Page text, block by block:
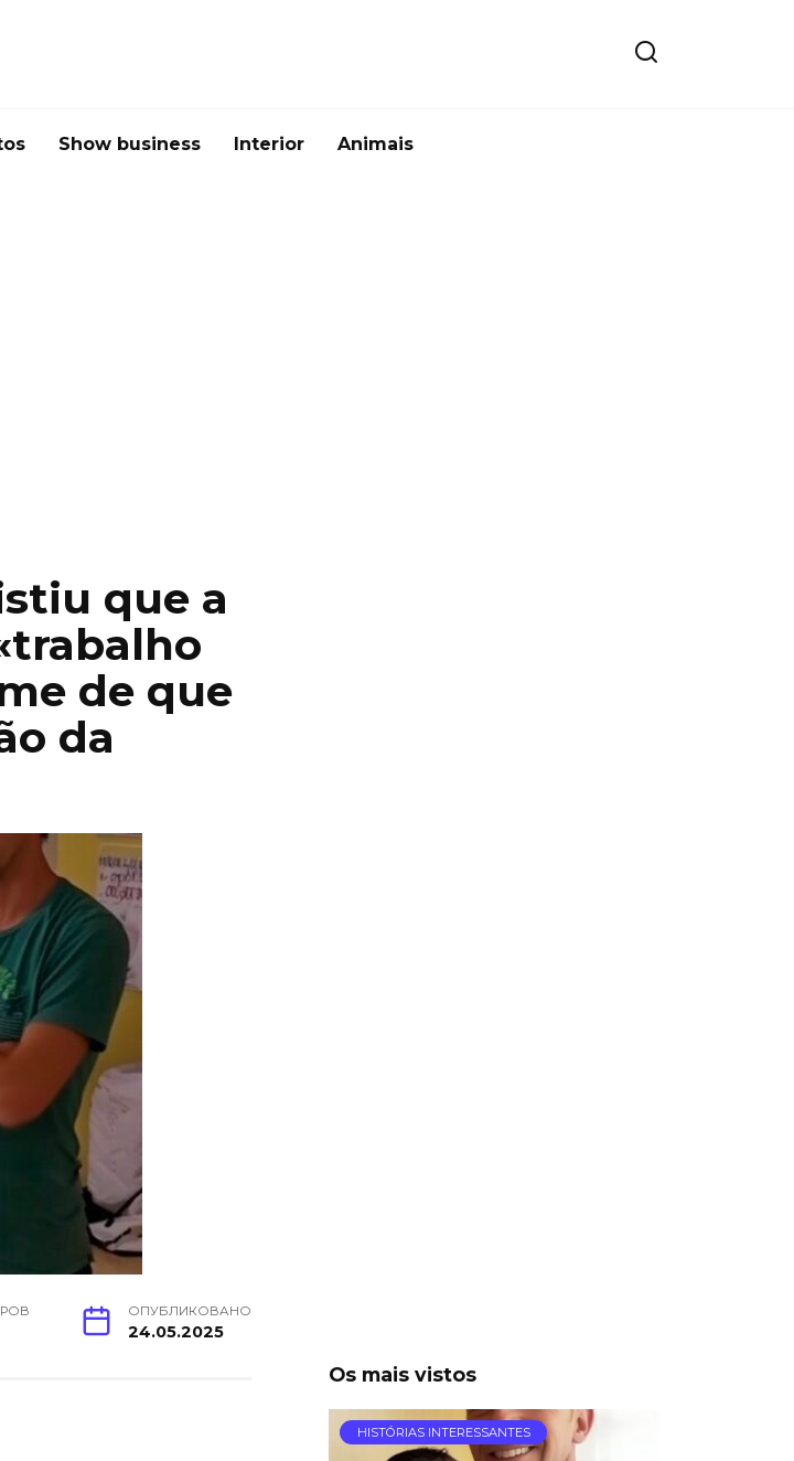
Show business Interior Animais
que a
de que
da
ОПУБЛИКОВАНО
24.05.2025
Os mais vistos
HISTÓRIAS INTERESSANTES